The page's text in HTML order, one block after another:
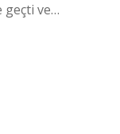
geçti ve…